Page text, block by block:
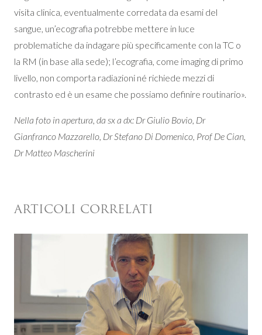
visita clinica, eventualmente corredata da esami del
sangue, un’ecografia potrebbe mettere in luce
problematiche da indagare più specificamente con la TC o
la RM (in base alla sede); l’ecografia, come imaging di primo
livello, non comporta radiazioni né richiede mezzi di
contrasto ed è un esame che possiamo definire routinario».
Nella foto in apertura, da sx a dx: Dr Giulio Bovio, Dr
Gianfranco Mazzarello, Dr Stefano Di Domenico, Prof De Cian,
Dr Matteo Mascherini
ARTICOLI CORRELATI